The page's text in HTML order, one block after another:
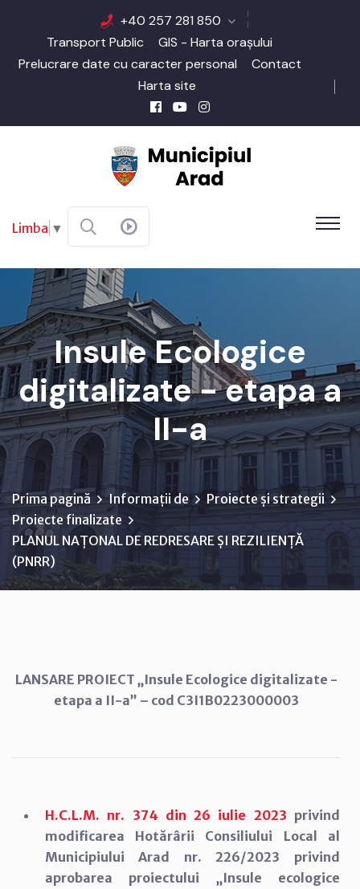
+40 257 281 850
Transport Public
GIS - Harta orașului
Prelucrare date cu caracter personal
Contact
Harta site
Limba ▼
Insule Ecologice
digitalizate - etapa a
II-a
Prima pagină Informații de
Proiecte și strategii
Proiecte finalizate
PLANUL NAȚONAL DE REDRESARE ȘI REZILIENȚĂ
(PNRR)
LANSARE PROIECT „Insule Ecologice digitalizate -
etapa a II-a” – cod C3I1B0223000003
H.C.L.M. nr. 374 din 26 iulie 2023 privind
modificarea Hotărârii Consiliului Local al
Municipiului Arad nr. 226/2023 privind
aprobarea proiectului „Insule ecologice